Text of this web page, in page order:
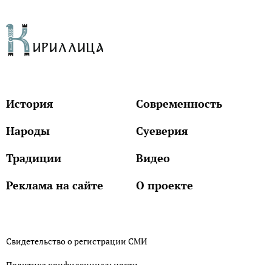
История
Современность
Народы
Суеверия
Традиции
Видео
Реклама на сайте
О проекте
Свидетельство о регистрации СМИ